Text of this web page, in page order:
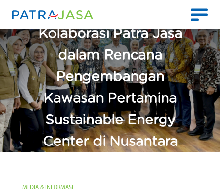
Kolaborasi Patra Jasa
dalam Rencana
Pengembangan
Kawasan Pertamina
Sustainable Energy
Center di Nusantara
MEDIA & INFORMASI